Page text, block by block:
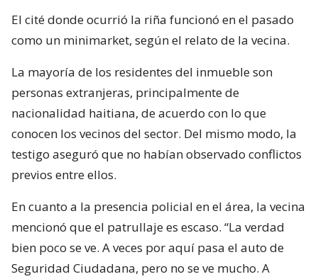
El cité donde ocurrió la riña funcionó en el pasado
como un minimarket, según el relato de la vecina.
La mayoría de los residentes del inmueble son
personas extranjeras, principalmente de
nacionalidad haitiana, de acuerdo con lo que
conocen los vecinos del sector. Del mismo modo, la
testigo aseguró que no habían observado conflictos
previos entre ellos.
En cuanto a la presencia policial en el área, la vecina
mencionó que el patrullaje es escaso. “La verdad
bien poco se ve. A veces por aquí pasa el auto de
Seguridad Ciudadana, pero no se ve mucho. A